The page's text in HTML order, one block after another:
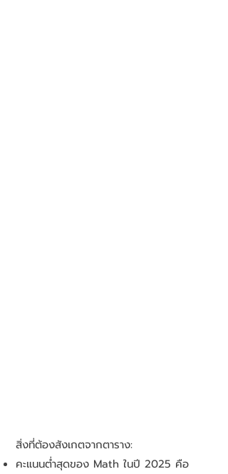
สิ่งที่ต้องสังเกตจากตาราง:
คะแนนต่ำสุดของ Math ในปี 2025 คือ